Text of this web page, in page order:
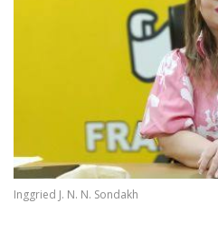
Inggried J. N. N. Sondakh